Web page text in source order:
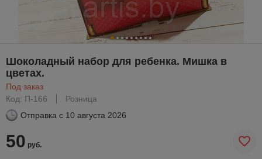
Шоколадный набор для ребенка. Мишка в
цветах.
Под заказ
Код: П-166
Розница
Отправка с 10 августа 2026
50 руб.